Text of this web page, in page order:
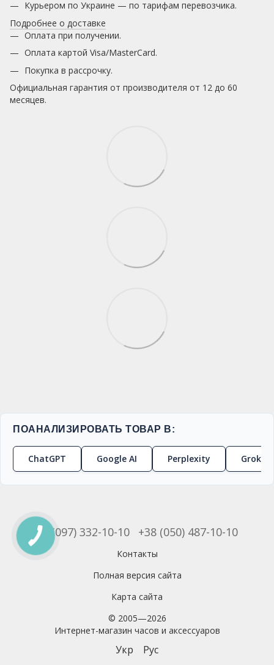
Курьером по Украине — по тарифам перевозчика.
Подробнее о доставке
Оплата при получении.
Оплата картой Visa/MasterCard.
Покупка в рассрочку.
Официальная гарантия от производителя от 12 до 60
месяцев.
ПОАНАЛИЗИРОВАТЬ ТОВАР В:
ChatGPT Google AI Perplexity Grok
+38 (097) 332-10-10 +38 (050) 487-10-10
Контакты
Полная версия сайта
Карта сайта
© 2005—2026
Интернет-магазин часов и аксессуаров
Укр Рус